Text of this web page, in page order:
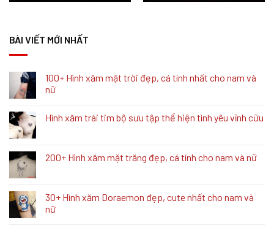
BÀI VIẾT MỚI NHẤT
100+ Hình xăm mặt trời đẹp, cá tính nhất cho nam và
nữ
Hình xăm trái tim bộ sưu tập thể hiện tình yêu vĩnh cữu
200+ Hình xăm mặt trăng đẹp, cá tính cho nam và nữ
30+ Hình xăm Doraemon đẹp, cute nhất cho nam và
nữ